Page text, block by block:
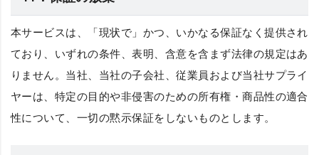
本サービスは、「現状で」かつ、いかなる保証なく提供され
ており、いずれの条件、表明、含意を含まず法律の規定はあ
りません。当社、当社の子会社、従業員および当社サプライ
ヤーは、特定の目的や非侵害のための所有権・商品性の適合
性について、一切の黙示保証をしないものとします。